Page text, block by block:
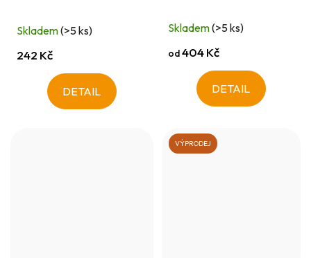
Skladem(>5 ks)
242 Kč
DETAIL
Skladem(>5 ks)
od404 Kč
DETAIL
VÝPRODEJ